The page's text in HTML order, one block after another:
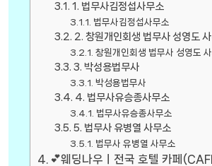
1. 법무사김정섭사무소
법무사김정섭사무소
2. 창원개인회생 법무사 성영도
창원개인회생 법무사 성영도
3. 박성용법무사
박성용법무사
4. 법무사유승종사무소
법무사유승종사무소
5. 법무사 유병열 사무소
법무사 유병열 사무소
💕웨딩나우ㅣ전국 호텔 카페